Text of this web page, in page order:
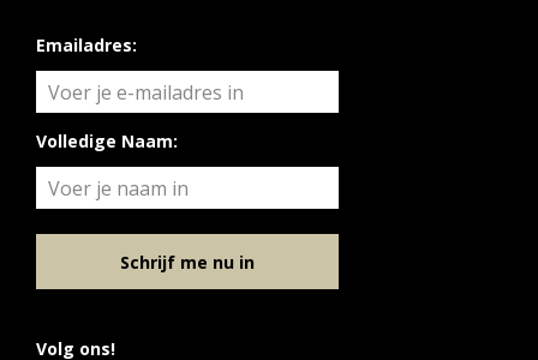
Volg ons!
Emailadres:
Volledige Naam:
Schrijf me nu in